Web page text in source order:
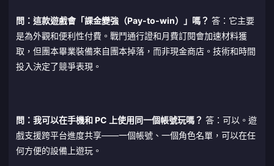
問：這款遊戲會「課金變強（Pay-to-win）」嗎？ 答：它主要
是為外觀和便利性付費。戰鬥通行證和月費訂閱會加速材料獲
取，但團本畢業裝備來自團本掉落，而非現金商店。技術和時間
投入決定了競爭表現。
問：我可以在手機和 PC 上使用同一個帳號玩嗎？ 答：可以。遊
戲支援跨平台進度共享——一個帳號、一個角色名單，可以在任
何方便的設備上遊玩。